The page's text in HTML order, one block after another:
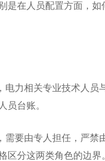
是在人员配置方面，如
力相关专业技术人员
员台账。
要由专人担任，严禁
区分这两类角色的边界